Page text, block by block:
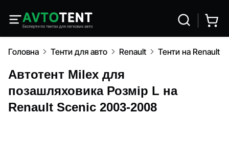
Головна Тенти для авто Renault Тенти на Renault
Автотент Milex для
позашляховика Розмір L на
Renault Scenic 2003-2008